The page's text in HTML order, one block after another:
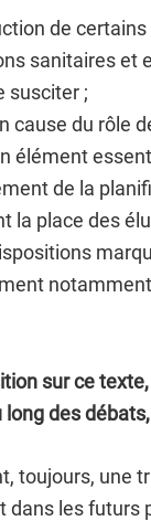
de
sanitaires et
susciter ;
cause du rôle
élément
de la
la place des
sur ce
des
toujours, une
dans les futurs